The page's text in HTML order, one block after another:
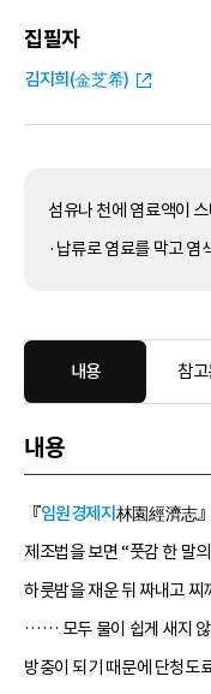
집필자
김지희(金芝希)
섬유나 천에 염료액이
·납류로 염료를 막고 염
내용 참
내용
『임원경제지 林園經濟志
제조법을 보면 “풋감 한 말
하룻밤을 재운 뒤 짜내고 찌
…… 모두 물이 쉽게 새지 않
방충이 되기 때문에 단청도